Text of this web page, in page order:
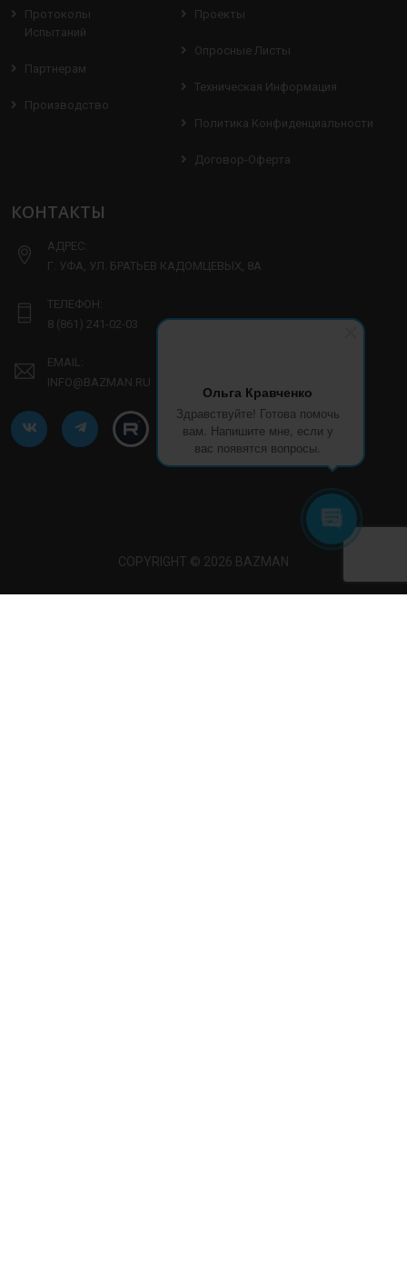
Ольга Кравченко
Здравствуйте! Готова помочь
вам. Напишите мне, если у
вас появятся вопросы.
Протоколы
Испытаний
Партнерам
Производство
Проекты
Опросные Листы
Техническая Информация
Политика Конфиденциальности
Договор-Оферта
КОНТАКТЫ
АДРЕС:
Г. УФА, УЛ. БРАТЬЕВ КАДОМЦЕВЫХ, 8А
ТЕЛЕФОН:
8 (861) 241-02-03
EMAIL:
INFO@BAZMAN.RU
COPYRIGHT © 2026 BAZMAN